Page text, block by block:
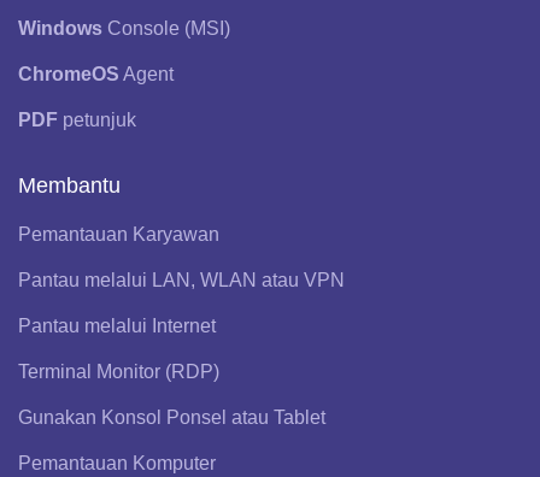
Windows Console (MSI)
ChromeOS Agent
PDF petunjuk
Membantu
Pemantauan Karyawan
Pantau melalui LAN, WLAN atau VPN
Pantau melalui Internet
Terminal Monitor (RDP)
Gunakan Konsol Ponsel atau Tablet
Pemantauan Komputer